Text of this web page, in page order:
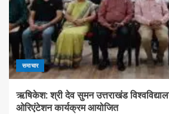
समाचार
ऋषिकेश: श्री देव सुमन उत्तराखंड
ओरिएंटेशन कार्यक्रम आयोजित